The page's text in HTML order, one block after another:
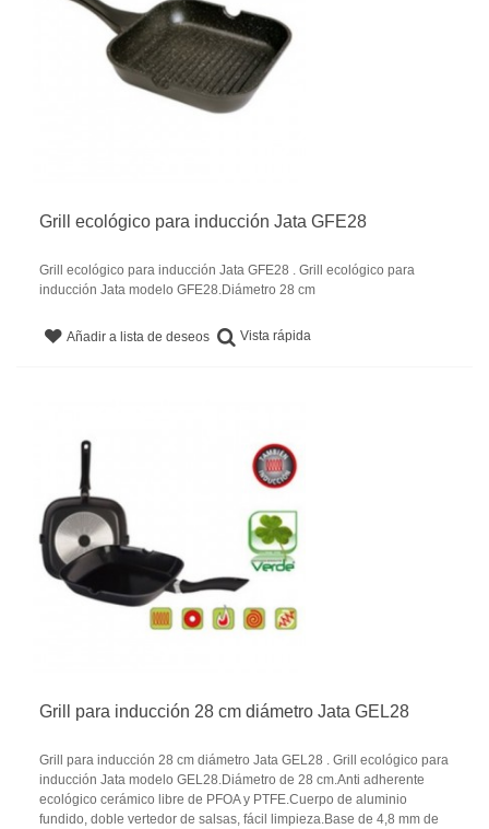
Grill ecológico para inducción Jata GFE28
Grill ecológico para inducción Jata GFE28 . Grill ecológico para
inducción Jata modelo GFE28.Diámetro 28 cm
Añadir a lista de deseos Vista rápida
Grill para inducción 28 cm diámetro Jata GEL28
Grill para inducción 28 cm diámetro Jata GEL28 . Grill ecológico para
inducción Jata modelo GEL28.Diámetro de 28 cm.Anti adherente
ecológico cerámico libre de PFOA y PTFE.Cuerpo de aluminio
fundido, doble vertedor de salsas, fácil limpieza.Base de 4,8 mm de